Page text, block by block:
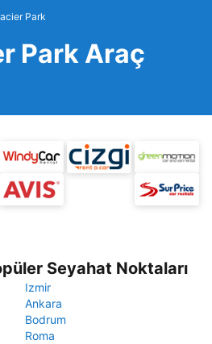
Park
Park Araç
Seyahat Noktaları
Izmir
Ankara
Bodrum
Roma